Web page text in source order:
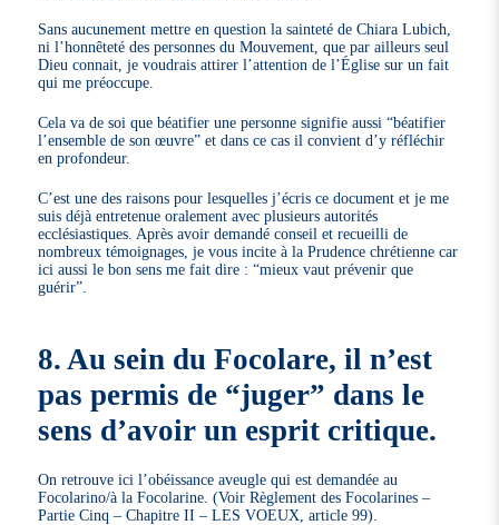
Sans aucunement mettre en question la sainteté de Chiara Lubich,
ni l’honnêteté des personnes du Mouvement, que par ailleurs seul
Dieu connait, je voudrais attirer l’attention de l’Église sur un fait
qui me préoccupe.
Cela va de soi que béatifier une personne signifie aussi “béatifier
l’ensemble de son œuvre” et dans ce cas il convient d’y réfléchir
en profondeur.
C’est une des raisons pour lesquelles j’écris ce document et je me
suis déjà entretenue oralement avec plusieurs autorités
ecclésiastiques. Après avoir demandé conseil et recueilli de
nombreux témoignages, je vous incite à la Prudence chrétienne car
ici aussi le bon sens me fait dire : “mieux vaut prévenir que
guérir”.
8. Au sein du Focolare, il n’est
pas permis de “juger” dans le
sens d’avoir un esprit critique.
On retrouve ici l’obéissance aveugle qui est demandée au
Focolarino/à la Focolarine. (Voir Règlement des Focolarines –
Partie Cinq – Chapitre II – LES VOEUX, article 99).